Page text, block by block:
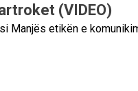
(VIDEO)
Manjës etikën e